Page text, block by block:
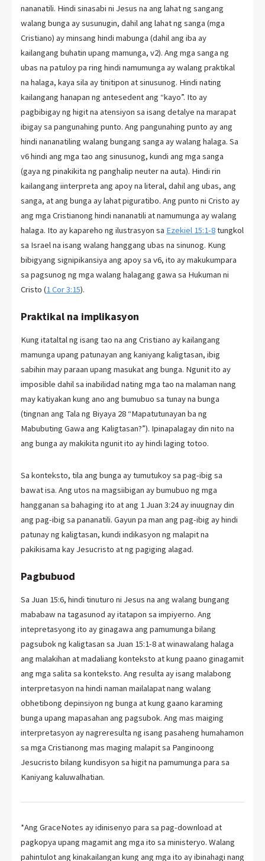
nananatili. Hindi sinasabi ni Jesus na ang lahat ng sangang
walang bunga ay susunugin, dahil ang lahat ng sanga (mga
Cristiano) ay minsang hindi mabunga (dahil ang iba ay
kailangang buhatin upang mamunga, v2). Ang mga sanga ng
ubas na patuloy pa ring hindi namumunga ay walang praktikal
na halaga, kaya sila ay tinitipon at sinusunog. Hindi nating
kailangang hanapan ng antesedent ang “kayo”. Ito ay
pagbibigay ng higit na atensiyon sa isang detalye na marapat
ibigay sa pangunahing punto. Ang pangunahing punto ay ang
hindi nananatiling walang bungang sanga ay walang halaga. Sa
v6 hindi ang mga tao ang sinusunog, kundi ang mga sanga
(gaya ng pinakikita ng panghalip neuter na auta). Hindi rin
kailangang iinterpreta ang apoy na literal, dahil ang ubas, ang
sanga, at ang bunga ay lahat piguratibo. Ang punto ni Cristo ay
ang mga Cristianong hindi nananatili at namumunga ay walang
halaga. Ito ay kapareho ng ilustrasyon sa Ezekiel 15:1-8tungkol
sa Israel na isang walang hanggang ubas na sinunog. Kung
bibigyang signipikansiya ang apoy sa v6, ito ay makukumpara
sa pagsunog ng mga walang halagang gawa sa Hukuman ni
Cristo (1 Cor 3:15).
Praktikal na implikasyon
Kung itataltal ng isang tao na ang Cristiano ay kailangang
mamunga upang patunayan ang kaniyang kaligtasan, ibig
sabihin may paraan upang masukat ang bunga. Ngunit ito ay
imposible dahil sa inabilidad nating mga tao na malaman nang
may katiyakan kung ano ang bumubuo sa tunay na bunga
(tingnan ang Tala ng Biyaya 28 “Mapatutunayan ba ng
Mabubuting Gawa ang Kaligtasan?”). Ipinapalagay din nito na
ang bunga ay makikita ngunit ito ay hindi laging totoo.
Sa konteksto, tila ang bunga ay tumutukoy sa pag-ibig sa
bawat isa. Ang utos na magsiibigan ay bumubuo ng mga
hangganan sa bahaging ito at ang 1 Juan 3:24 ay inuugnay din
ang pag-ibig sa pananatili. Gayun pa man ang pag-ibig ay hindi
patunay ng kaligtasan, kundi indikasyon ng malapit na
pakikisama kay Jesucristo at ng pagiging alagad.
Pagbubuod
Sa Juan 15:6, hindi tinuturo ni Jesus na ang walang bungang
mababaw na tagasunod ay itatapon sa impiyerno. Ang
intepretasyong ito ay ginagawa ang pamumunga bilang
pagsubok ng kaligtasan sa Juan 15:1-8 at winawalang halaga
ang malakihan at madaliang konteksto at kung paano ginagamit
ang mga salita sa konteksto. Ang resulta ay isang malabong
interpretasyon na hindi naman mailalapat nang walang
obhetibong depinsiyon ng bunga at kung gaano karaming
bunga upang mapasahan ang pagsubok. Ang mas maiging
interpretasyon ay nagreresulta ng isang pasaheng humahamon
sa mga Cristianong mas maging malapit sa Panginoong
Jesucristo bilang kundisyon sa higit na pamumunga para sa
Kaniyang kaluwalhatian.
*Ang GraceNotes ay idinisenyo para sa pag-download at
pagkopya upang magamit ang mga ito sa ministeryo. Walang
pahintulot ang kinakailangan kung ang mga ito ay ibinahagi nang